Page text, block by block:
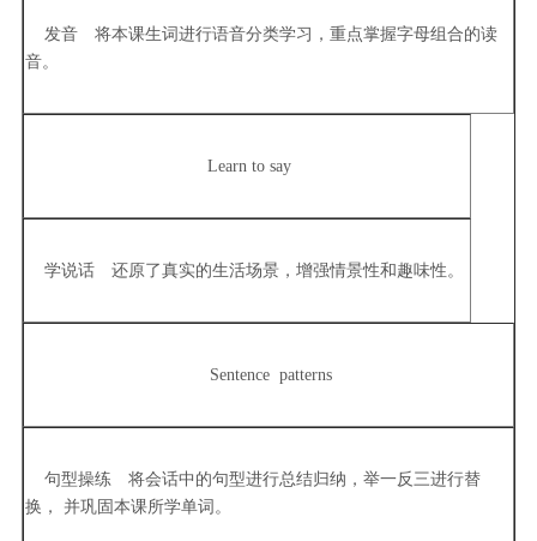
发音 将本课生词进行语音分类学习，重点掌握字母组合的读
音。
Learn to say
学说话 还原了真实的生活场景，增强情景性和趣味性。
Sentence patterns
句型操练 将会话中的句型进行总结归纳，举一反三进行替
换， 并巩固本课所学单词。